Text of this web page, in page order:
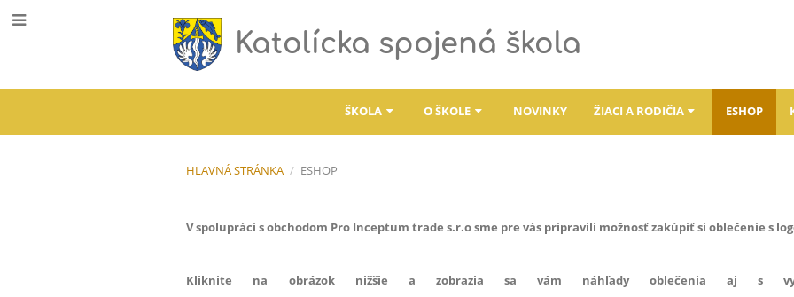
Katolícka spojená škola
ŠKOLA O ŠKOLE NOVINKY ŽIACI A RODIČIA ESHOP
HLAVNÁ STRÁNKA / ESHOP
ESHOP
V spolupráci s obchodom Pro Inceptum trade s.r.o sme pre vás pripravili možnosť zakúpiť si oblečenie s
Kliknite na obrázok nižšie a zobrazia sa vám náhľady oblečenia aj s